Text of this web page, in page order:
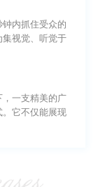
内抓住受众的
视觉、听觉于
转变为“必选
业建立起坚实
一支精美的广
它不仅能展现
的情感与生活